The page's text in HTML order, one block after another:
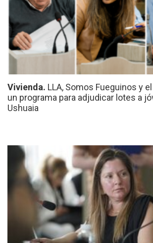
Vivienda. LLA, Somos Fueguinos y
un programa para adjudicar lotes a
Ushuaia